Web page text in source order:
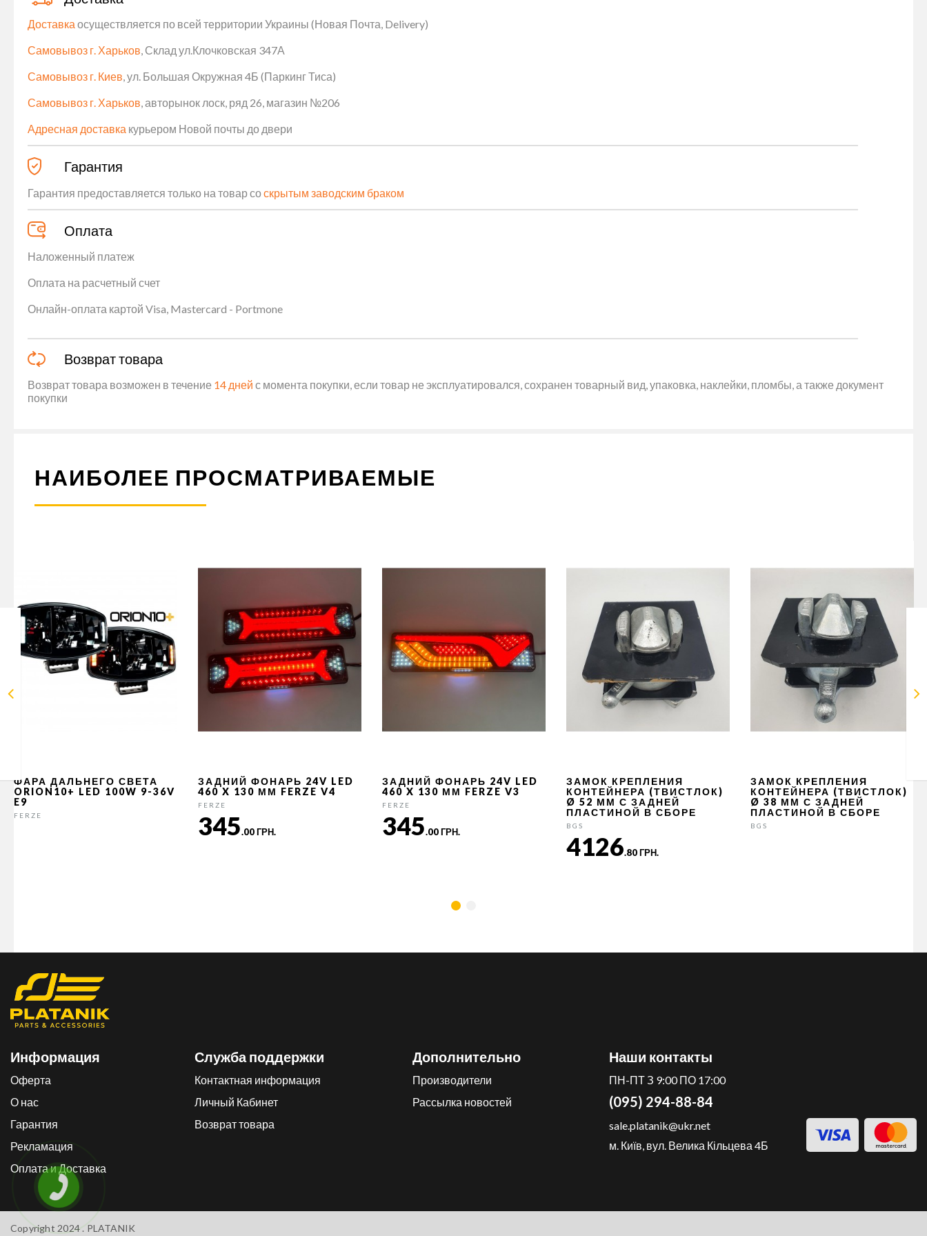
Доставка осуществляется по всей территории Украины (Новая Почта, Delivery)
Самовывоз г. Харьков, Склад ул.Клочковская 347А
Самовывоз г. Киев, ул. Большая Окружная 4Б (Паркинг Тиса)
Самовывоз г. Харьков, авторынок лоск, ряд 26, магазин №206
Адресная доставка курьером Новой почты до двери
Гарантия
Гарантия предоставляется только на товар соскрытым заводским браком
Оплата
Наложенный платеж
Оплата на расчетный счет
Онлайн-оплата картой Visa, Mastercard - Portmone
Возврат товара
Возврат товара возможен в течение 14 дней с момента покупки, если товар не эксплуатировался, сохранен товарный вид, упаковка, наклейки, пломбы, а также документ
покупки
НАИБОЛЕЕ ПРОСМАТРИВАЕМЫЕ
ФАРА ДАЛЬНЕГО СВЕТА
ORION10+ LED 100W 9-36V
E9
FERZE
ЗАДНИЙ ФОНАРЬ 24V LED
460 X 130 ММ FERZE V4
FERZE
345.00 ГРН.
ЗАДНИЙ ФОНАРЬ 24V LED
460 X 130 ММ FERZE V3
FERZE
345.00 ГРН.
ЗАМОК КРЕПЛЕНИЯ
КОНТЕЙНЕРА (ТВИСТЛОК)
Ø 52 ММ С ЗАДНЕЙ
ПЛАСТИНОЙ В СБОРЕ
BGS
4126.80 ГРН.
ЗАМОК КРЕПЛЕНИЯ
КОНТЕЙНЕРА (ТВИСТЛОК)
Ø 38 ММ С ЗАДНЕЙ
ПЛАСТИНОЙ В СБОРЕ
BGS
Информация
Оферта
О нас
Гарантия
Рекламация
Оплата и Доставка
Служба поддержки
Контактная информация
Личный Кабинет
Возврат товара
Дополнительно
Производители
Рассылка новостей
Наши контакты
ПН-ПТ З 9:00 ПО 17:00
(095) 294-88-84
sale.platanik@ukr.net
м. Київ, вул. Велика Кільцева 4Б
Copyright 2024 . PLATANIK